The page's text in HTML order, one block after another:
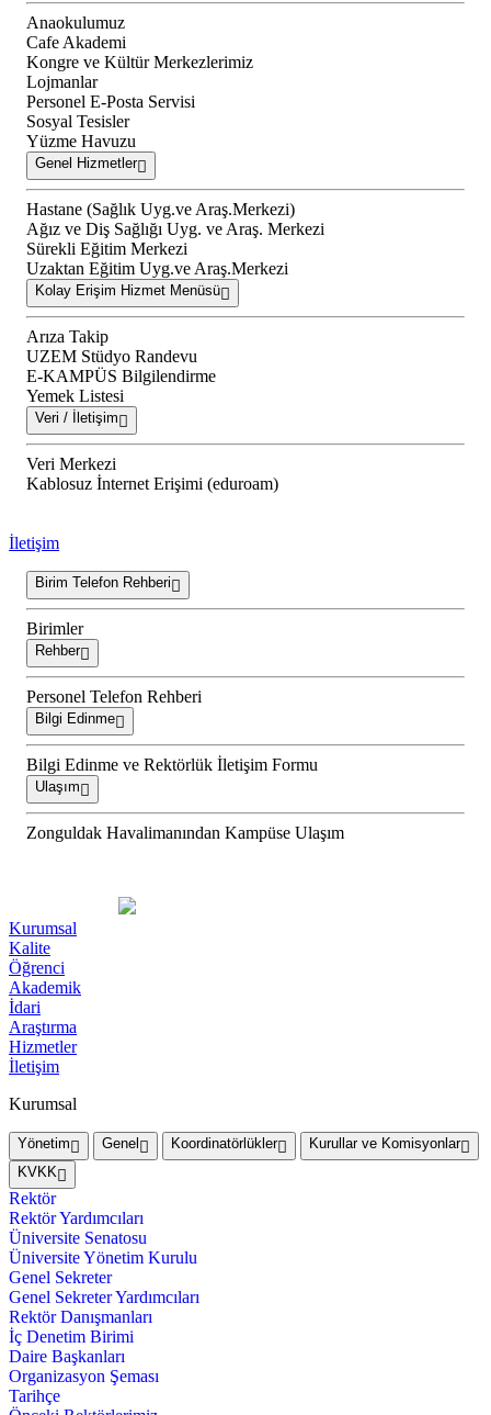
Anaokulumuz
Cafe Akademi
Kongre ve Kültür Merkezlerimiz
Lojmanlar
Personel E-Posta Servisi
Sosyal Tesisler
Yüzme Havuzu
Genel Hizmetler
Hastane (Sağlık Uyg.ve Araş.Merkezi)
Ağız ve Diş Sağlığı Uyg. ve Araş. Merkezi
Sürekli Eğitim Merkezi
Uzaktan Eğitim Uyg.ve Araş.Merkezi
Kolay Erişim Hizmet Menüsü
Arıza Takip
UZEM Stüdyo Randevu
E-KAMPÜS Bilgilendirme
Yemek Listesi
Veri / İletişim
Veri Merkezi
Kablosuz İnternet Erişimi (eduroam)
İletişim
Birim Telefon Rehberi
Birimler
Rehber
Personel Telefon Rehberi
Bilgi Edinme
Bilgi Edinme ve Rektörlük İletişim Formu
Ulaşım
Zonguldak Havalimanından Kampüse Ulaşım
Kurumsal
Kalite
Öğrenci
Akademik
İdari
Araştırma
Hizmetler
İletişim
Kurumsal
Yönetim Genel Koordinatörlükler
Kurullar ve Komisyonlar
KVKK
Rektör
Rektör Yardımcıları
Üniversite Senatosu
Üniversite Yönetim Kurulu
Genel Sekreter
Genel Sekreter Yardımcıları
Rektör Danışmanları
İç Denetim Birimi
Daire Başkanları
Organizasyon Şeması
Tarihçe